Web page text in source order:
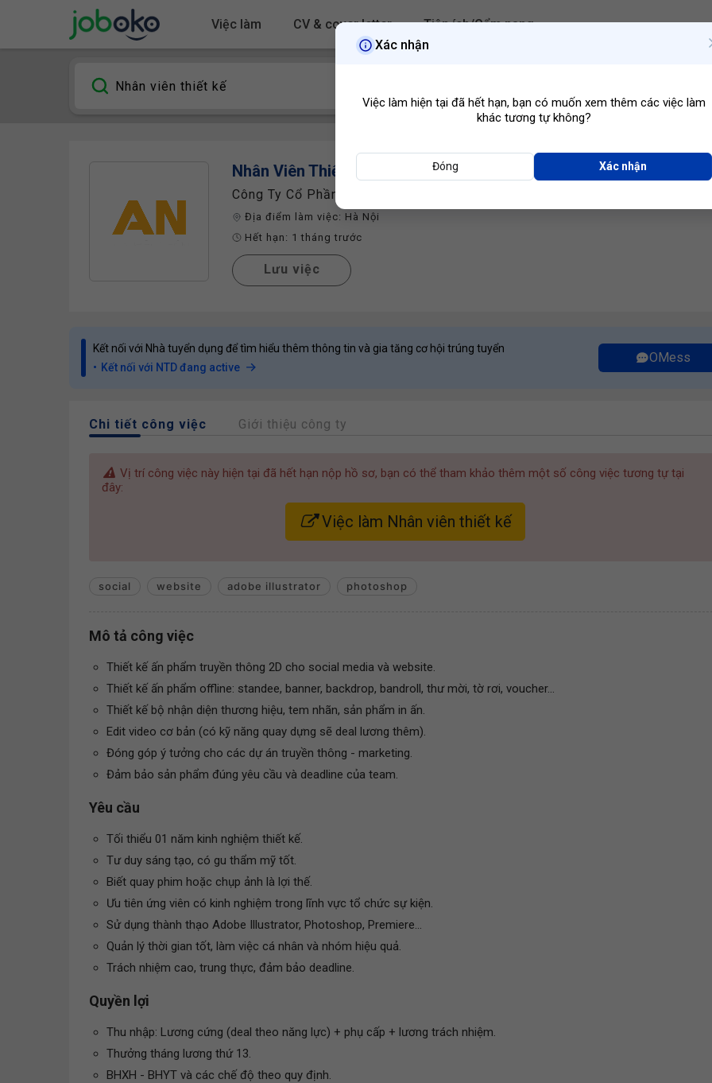
Việc làm CV & cover letter Tiện ích/Cẩm nang
Nhân Viên Thiết Kế 2d Sự Kiện
Công Ty Cổ Phần Đầu Tư Và Phát Triển Truyền Thông AN
Địa điểm làm việc: Hà Nội
Hết hạn: 1 tháng trước
Lưu việc
Kết nối với Nhà tuyển dụng để tìm hiểu thêm thông tin và gia tăng cơ hội trúng tuyển
Kết nối với NTD đang active
OMess
Chi tiết công việc Giới thiệu công ty
Vị trí công việc này hiện tại đã hết hạn nộp hồ sơ, bạn có thể tham khảo thêm một số công việc tương tự tại
đây:
Việc làm Nhân viên thiết kế
social website adobe illustrator photoshop
Mô tả công việc
Thiết kế ấn phẩm truyền thông 2D cho social media và website.
Thiết kế ấn phẩm offline: standee, banner, backdrop, bandroll, thư mời, tờ rơi, voucher...
Thiết kế bộ nhận diện thương hiệu, tem nhãn, sản phẩm in ấn.
Edit video cơ bản (có kỹ năng quay dựng sẽ deal lương thêm).
Đóng góp ý tưởng cho các dự án truyền thông - marketing.
Đảm bảo sản phẩm đúng yêu cầu và deadline của team.
Yêu cầu
Tối thiểu 01 năm kinh nghiệm thiết kế.
Tư duy sáng tạo, có gu thẩm mỹ tốt.
Biết quay phim hoặc chụp ảnh là lợi thế.
Ưu tiên ứng viên có kinh nghiệm trong lĩnh vực tổ chức sự kiện.
Sử dụng thành thạo Adobe Illustrator, Photoshop, Premiere...
Quản lý thời gian tốt, làm việc cá nhân và nhóm hiệu quả.
Trách nhiệm cao, trung thực, đảm bảo deadline.
Quyền lợi
Thu nhập: Lương cứng (deal theo năng lực) + phụ cấp + lương trách nhiệm.
Thưởng tháng lương thứ 13.
BHXH - BHYT và các chế độ theo quy định.
Xác nhận
Việc làm hiện tại đã hết hạn, bạn có muốn xem thêm các việc làm
khác tương tự không?
Đóng Xác nhận